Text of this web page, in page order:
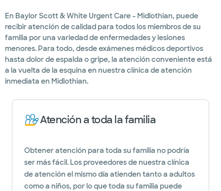
En Baylor Scott & White Urgent Care – Midlothian, puede
recibir atención de calidad para todos los miembros de su
familia por una variedad de enfermedades y lesiones
menores. Para todo, desde exámenes médicos deportivos
hasta dolor de espalda o gripe, la atención conveniente está
a la vuelta de la esquina en nuestra clínica de atención
inmediata en Midlothian.
Atención a toda la familia
Obtener atención para toda su familia no podría
ser más fácil. Los proveedores de nuestra clínica
de atención el mismo día atienden tanto a adultos
como a niños, por lo que toda su familia puede